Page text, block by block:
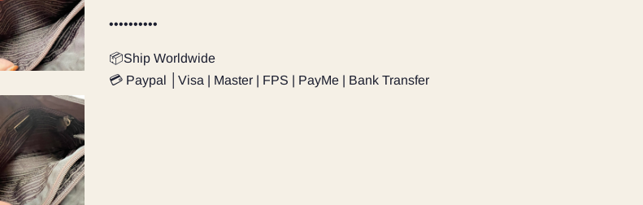
••••••••••
📦Ship Worldwide
💳 Paypal │Visa | Master | FPS | PayMe | Bank Transfer